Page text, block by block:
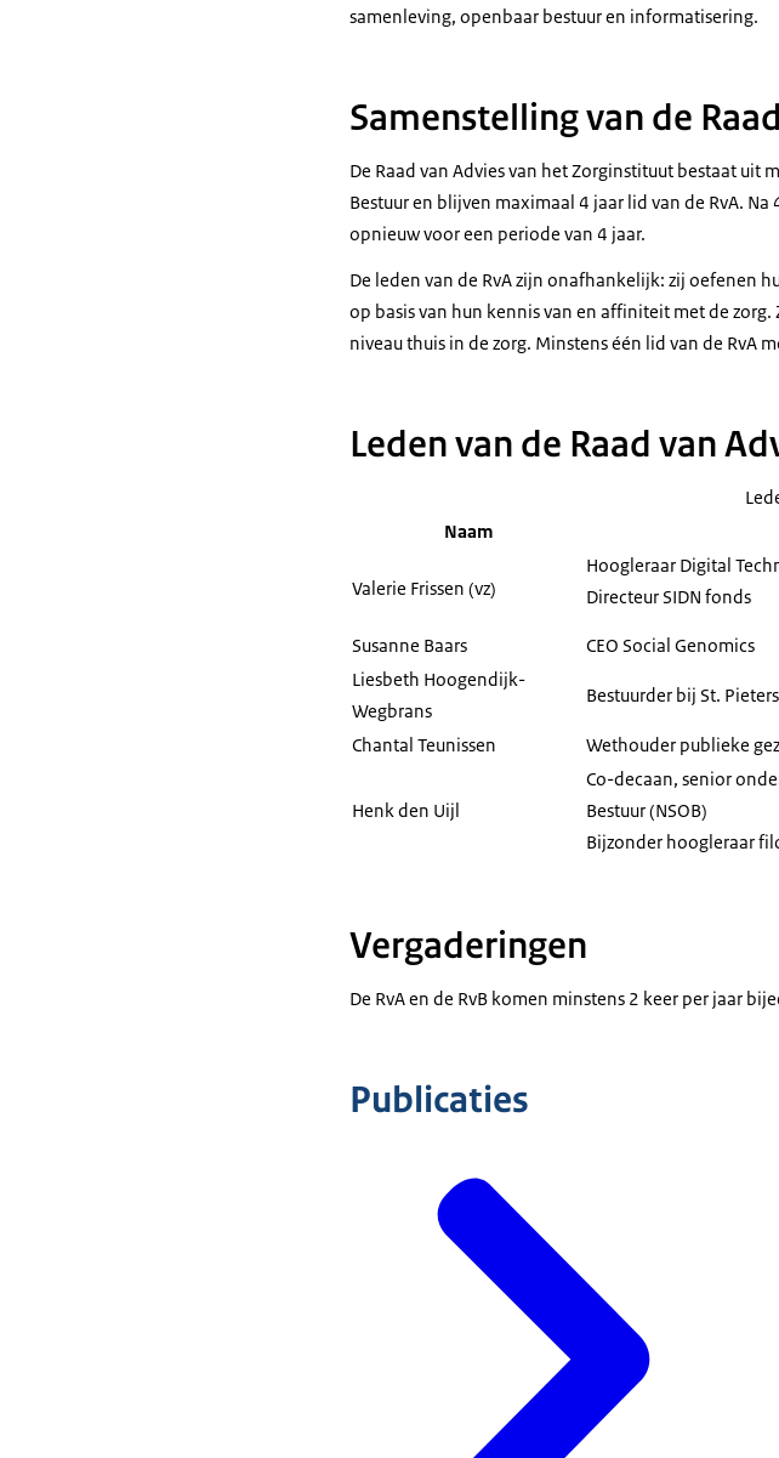
samenleving, openbaar bestuur en informatisering.
Samenstelling van de
De Raad van Advies van het Zorginstituut bestaat
Bestuur en blijven maximaal 4 jaar lid van de RvA.
opnieuw voor een periode van 4 jaar.
De leden van de RvA zijn onafhankelijk: zij oefenen
op basis van hun kennis van en affiniteit met de
niveau thuis in de zorg. Minstens één lid van de RvA
Leden van de Raad van
Naam
Valerie Frissen (vz)
Hoogleraar Digital
Directeur SIDN fonds
Susanne Baars
CEO Social Genomics
Liesbeth Hoogendijk-
Wegbrans
Bestuurder bij St.
Chantal Teunissen Wethouder publieke
Henk den Uijl
Co-decaan, senior
Bestuur (NSOB)
Bijzonder hoogleraar
Vergaderingen
De RvA en de RvB komen minstens 2 keer per jaar
Publicaties